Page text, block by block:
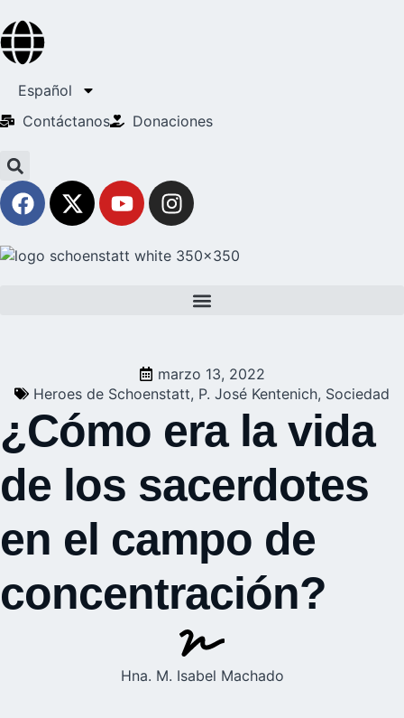
Español
Contáctanos
Donaciones
marzo 13, 2022
Heroes de Schoenstatt, P. José Kentenich, Sociedad
¿Cómo era la vida
de los sacerdotes
en el campo de
concentración?
Hna. M. Isabel Machado